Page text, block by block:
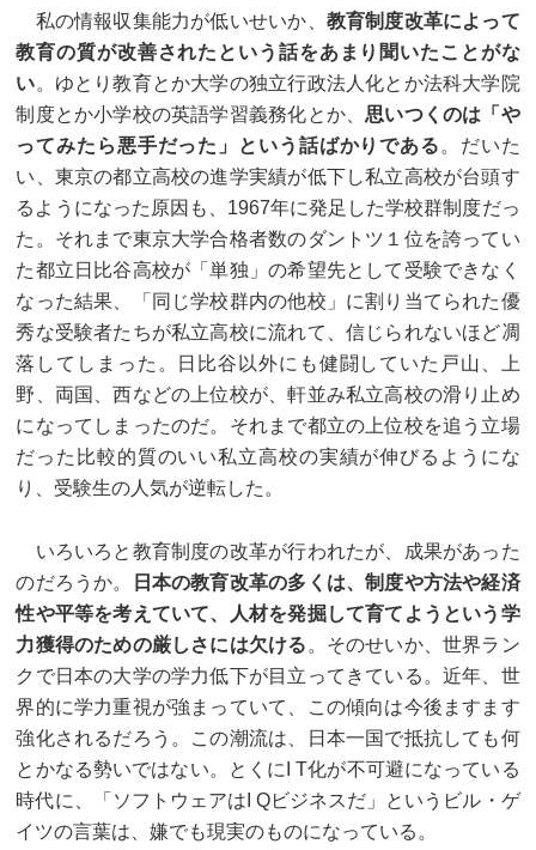
私の情報収集能力が低いせいか、 教育制度改革によって
教育の質が改善されたという話をあまり聞いたことがな
い。ゆとり教育とか大学の独立行政法人化とか法科大学院
制度とか小学校の英語学習義務化とか、思いつくのは「や
ってみたら悪手だった」という話ばかりである。だいた
い、東京の都立高校の進学実績が低下し私立高校が台頭す
るようになった原因も、1967年に発足した学校群制度だっ
た。それまで東京大学合格者数のダントツ１位を誇ってい
た都立日比谷高校が「単独」の希望先として受験できなく
なった結果、「同じ学校群内の他校」に割り当てられた優
秀な受験者たちが私立高校に流れて、信じられないほど凋
落してしまった。日比谷以外にも健闘していた戸山、上
野、両国、西などの上位校が、軒並み私立高校の滑り止め
になってしまったのだ。それまで都立の上位校を追う立場
だった比較的質のいい私立高校の実績が伸びるようにな
り、受験生の人気が逆転した。
いろいろと教育制度の改革が行われたが、成果があった
のだろうか。
日本の教育改革の多くは、制度や方法や経済
性や平等を考えていて、人材を発掘して育てようという学
力獲得のための厳しさには欠ける 。そのせいか、世界ラン
クで日本の大学の学力低下が目立ってきている。近年、世
界的に学力重視が強まっていて、この傾向は今後ますます
強化されるだろう。この潮流は、日本一国で抵抗しても何
とかなる勢いではない。とくにI T化が不可避になっている
時代に、「ソフトウェアはI Qビジネスだ」というビル・ゲ
イツの言葉は、嫌でも現実のものになっている。